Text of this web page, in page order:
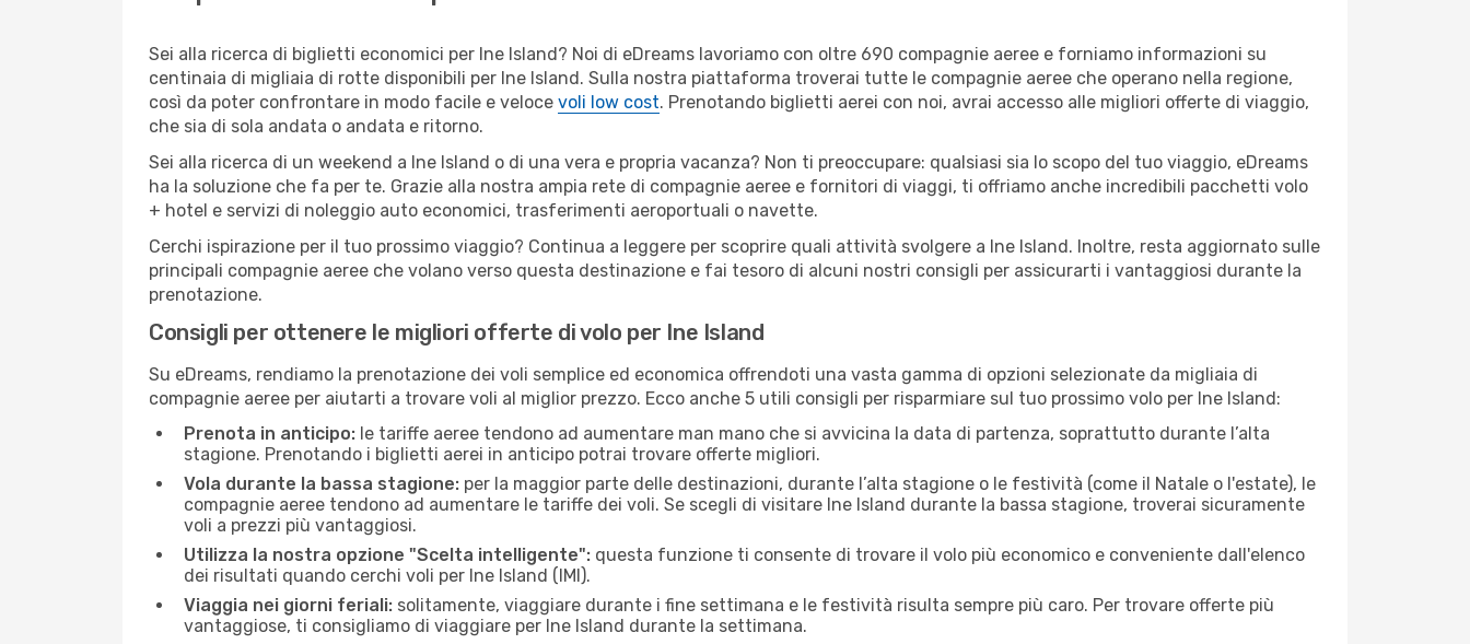
Sei alla ricerca di biglietti economici per Ine Island? Noi di eDreams lavoriamo con oltre 690 compagnie aeree e forniamo informazioni su
centinaia di migliaia di rotte disponibili per Ine Island. Sulla nostra piattaforma troverai tutte le compagnie aeree che operano nella regione,
così da poter confrontare in modo facile e veloce voli low cost. Prenotando biglietti aerei con noi, avrai accesso alle migliori offerte di viaggio,
che sia di sola andata o andata e ritorno.
Sei alla ricerca di un weekend a Ine Island o di una vera e propria vacanza? Non ti preoccupare: qualsiasi sia lo scopo del tuo viaggio, eDreams
ha la soluzione che fa per te. Grazie alla nostra ampia rete di compagnie aeree e fornitori di viaggi, ti offriamo anche incredibili pacchetti volo
+ hotel e servizi di noleggio auto economici, trasferimenti aeroportuali o navette.
Cerchi ispirazione per il tuo prossimo viaggio? Continua a leggere per scoprire quali attività svolgere a Ine Island. Inoltre, resta aggiornato sulle
principali compagnie aeree che volano verso questa destinazione e fai tesoro di alcuni nostri consigli per assicurarti i vantaggiosi durante la
prenotazione.
Consigli per ottenere le migliori offerte di volo per Ine Island
Su eDreams, rendiamo la prenotazione dei voli semplice ed economica offrendoti una vasta gamma di opzioni selezionate da migliaia di
compagnie aeree per aiutarti a trovare voli al miglior prezzo. Ecco anche 5 utili consigli per risparmiare sul tuo prossimo volo per Ine Island:
Prenota in anticipo: le tariffe aeree tendono ad aumentare man mano che si avvicina la data di partenza, soprattutto durante l’alta
stagione. Prenotando i biglietti aerei in anticipo potrai trovare offerte migliori.
Vola durante la bassa stagione: per la maggior parte delle destinazioni, durante l’alta stagione o le festività (come il Natale o l'estate), le
compagnie aeree tendono ad aumentare le tariffe dei voli. Se scegli di visitare Ine Island durante la bassa stagione, troverai sicuramente
voli a prezzi più vantaggiosi.
Utilizza la nostra opzione "Scelta intelligente": questa funzione ti consente di trovare il volo più economico e conveniente dall'elenco
dei risultati quando cerchi voli per Ine Island (IMI).
Viaggia nei giorni feriali: solitamente, viaggiare durante i fine settimana e le festività risulta sempre più caro. Per trovare offerte più
vantaggiose, ti consigliamo di viaggiare per Ine Island durante la settimana.